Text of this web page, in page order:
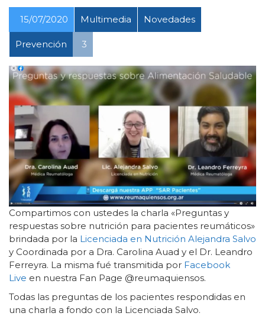
15/07/2020 Multimedia Novedades
Prevención 3
Compartimos con ustedes la charla «Preguntas y
respuestas sobre nutrición para pacientes reumáticos»
brindada por la Licenciada en Nutrición Alejandra Salvo
y Coordinada por a Dra. Carolina Auad y el Dr. Leandro
Ferreyra. La misma fué transmitida por Facebook
Live en nuestra Fan Page @reumaquiensos.
Todas las preguntas de los pacientes respondidas en
una charla a fondo con la Licenciada Salvo.